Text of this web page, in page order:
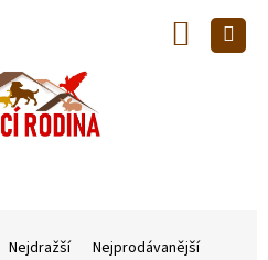
KOŠÍK
Nejdražší
Nejprodávanější